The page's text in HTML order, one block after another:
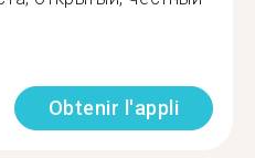
Obtenir l'appli